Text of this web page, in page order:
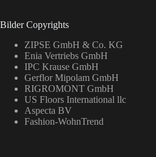
Bilder Copyrights
ZIPSE GmbH & Co. KG
Enia Vertriebs GmbH
IPC Krause GmbH
Gerflor Mipolam GmbH
RIGROMONT GmbH
US Floors International llc
Aspecta BV
Fashion-WohnTrend